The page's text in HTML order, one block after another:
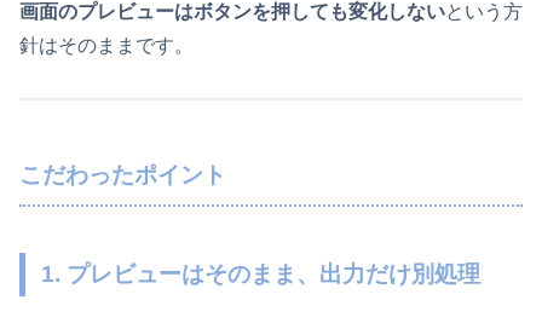
画面のプレビューはボタンを押しても変化しないという方
針はそのままです。
こだわったポイント
1. プレビューはそのまま、出力だけ別処理